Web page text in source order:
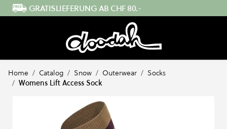
Direkt zum InhaltSCHNELLER VERSAND AUS DER SCHWEIZ
Home / Catalog / Snow / Outerwear / Socks
/ Womens Lift Access Sock